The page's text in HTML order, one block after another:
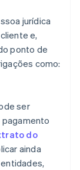
jurídica
e,
ponto de
como:
ser
do
ainda